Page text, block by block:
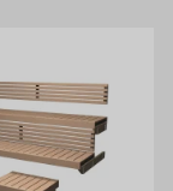
som du kan köpa
butik eller kolla